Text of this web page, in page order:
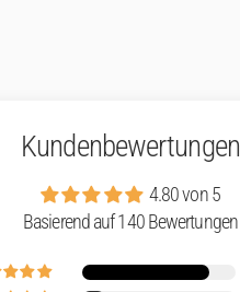
Kundenbewertungen
4.80 von 5
Basierend auf 140 Bewertungen